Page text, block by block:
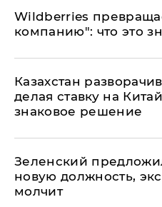
Wildberries
компанию": что это
Казахстан
делая ставку на
знаковое решение
Зеленский
новую должность,
молчит